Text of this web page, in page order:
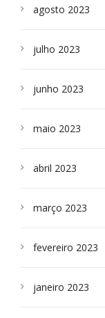
agosto 2023
julho 2023
junho 2023
maio 2023
abril 2023
março 2023
fevereiro 2023
janeiro 2023